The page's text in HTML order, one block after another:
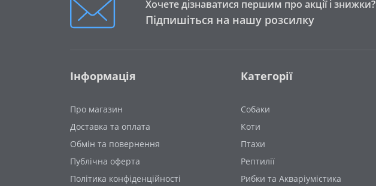
Хочете дізнаватися першим про акції і знижки?
Підпишіться на нашу розсилку
Інформація
Про магазин
Доставка та оплата
Обмін та повернення
Публічна оферта
Політика конфіденційності
Категорії
Собаки
Коти
Птахи
Рептилії
Рибки та Акваріумістика